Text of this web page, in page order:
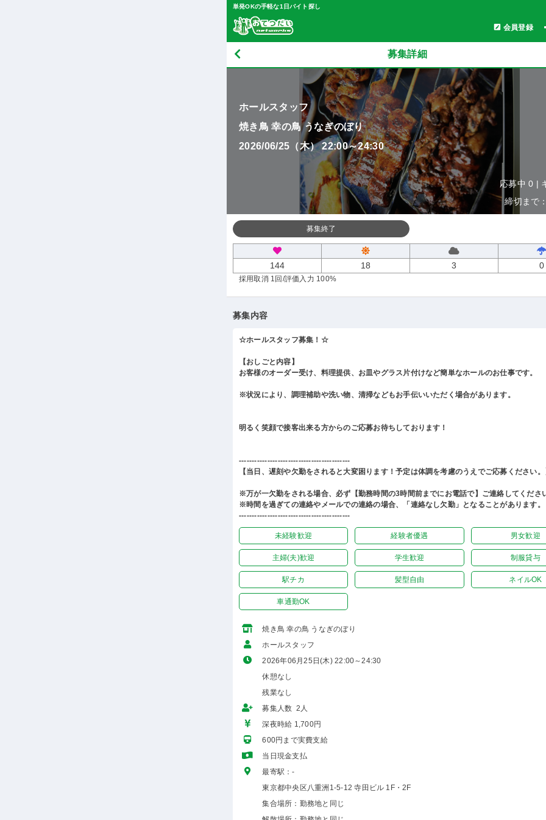
単発OKの手軽な1日バイト探し
会員登録
募集詳細
ホールスタッフ
焼き鳥 幸の鳥 うなぎのぼり
2026/06/25（木） 22:00～24:30
応募中 0 |
締切まで
募集終了
144 18 3 0
採用取消 1回 /評価入力 100%
募集内容
☆ホールスタッフ募集！☆
【おしごと内容】
お客様のオーダー受け、料理提供、お皿やグラス片付けなど簡単なホールのお仕事です。
※状況により、調理補助や洗い物、清掃などもお手伝いいただく場合があります。
明るく笑顔で接客出来る方からのご応募お待ちしております！
-------------------------------------------
【当日、遅刻や欠勤をされると大変困ります！予定は体調を考慮のうえでご応募ください
※万が一欠勤をされる場合、必ず【勤務時間の3時間前までにお電話で】ご連絡してくださ
※時間を過ぎての連絡やメールでの連絡の場合、「連絡なし欠勤」となることがあります。
-------------------------------------------
未経験歓迎 経験者優遇 男女歓迎
主婦(夫)歓迎 学生歓迎 制服貸与
駅チカ 髪型自由 ネイルOK
車通勤OK
焼き鳥 幸の鳥 うなぎのぼり
ホールスタッフ
2026年06月25日(木) 22:00～24:30
休憩なし
残業なし
募集人数 2人
深夜時給 1,700円
600円まで実費支給
当日現金支払
最寄駅：-
東京都中央区八重洲1-5-12 寺田ビル 1F・2F
集合場所：勤務地と同じ